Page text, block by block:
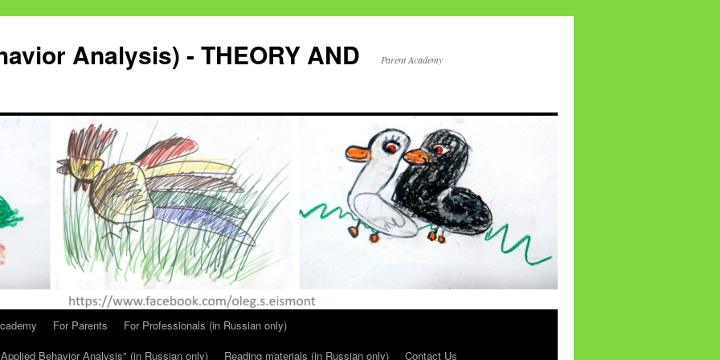
Analysis) - THEORY AND
Parent Academy
For Parents
For Professionals (in Russian only)
Behavior Analysis" (in Russian only)
Reading materials (in Russian only)
Contact Us